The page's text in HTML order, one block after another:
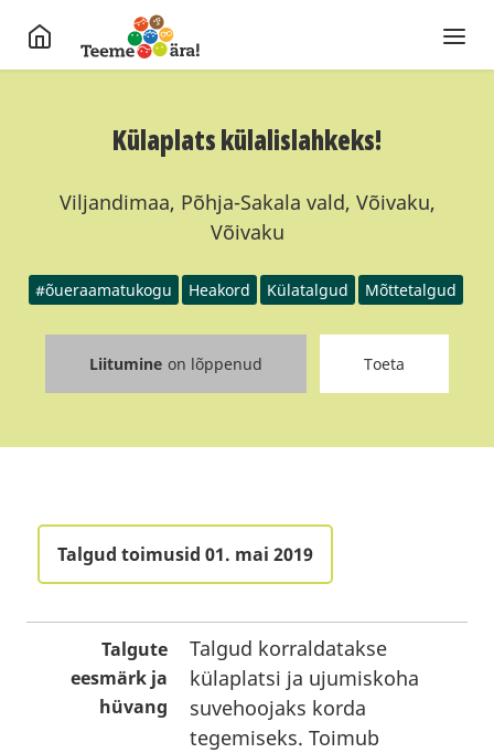
Külaplats külalislahkeks!
Viljandimaa, Põhja-Sakala vald, Võivaku,
Võivaku
#õueraamatukogu Heakord Külatalgud Mõttetalgud
Liitumine on lõppenud Toeta
Talgud toimusid 01. mai 2019
Talgute
eesmärk ja
hüvang
Talgud korraldatakse
külaplatsi ja ujumiskoha
suvehoojaks korda
tegemiseks. Toimub